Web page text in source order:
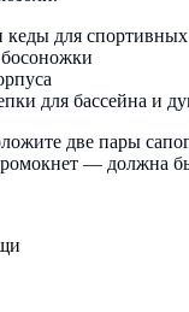
для спортивных
для бассейна и
две пары
— должна